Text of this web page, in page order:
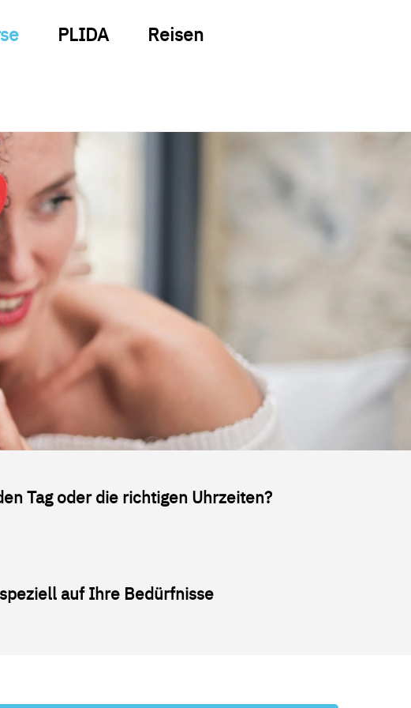
PLIDA Reisen
Tag oder die richtigen Uhrzeiten?
auf Ihre Bedürfnisse